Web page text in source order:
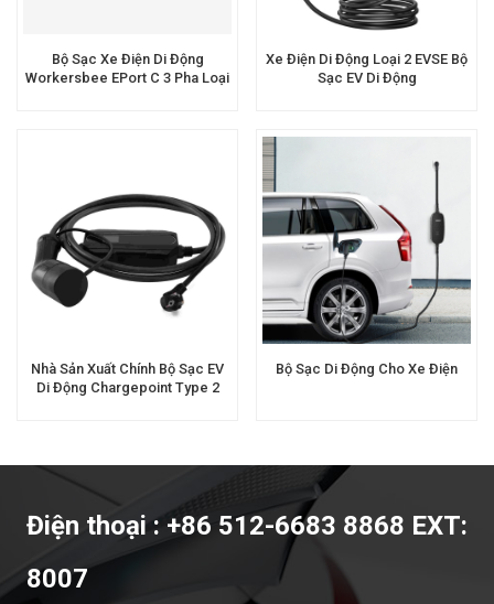
Bộ Sạc Xe Điện Di Động
Workersbee EPort C 3 Pha Loại
Xe Điện Di Động Loại 2 EVSE Bộ
Sạc EV Di Động
Nhà Sản Xuất Chính Bộ Sạc EV
Di Động Chargepoint Type 2
Bộ Sạc Di Động Cho Xe Điện
Điện thoại : +86 512-6683 8868 EXT:
8007